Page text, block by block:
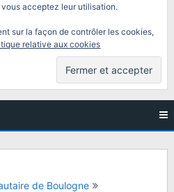
vous acceptez leur utilisation.
sur la façon de contrôler les cookies,
relative aux cookies
de Boulogne